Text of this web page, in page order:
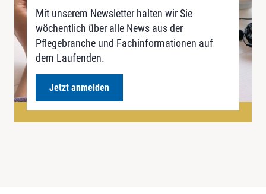
Mit unserem Newsletter halten wir Sie
wöchentlich über alle News aus der
Pflegebranche und Fachinformationen auf
dem Laufenden.
Jetzt anmelden